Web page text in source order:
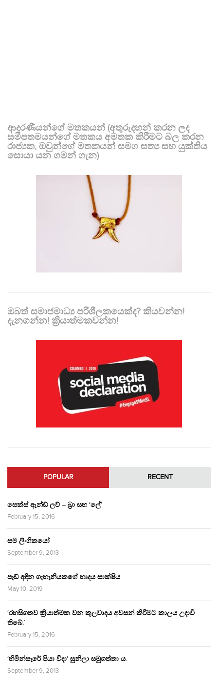
ආදරණීයන්ගේ මතකයන් (අතුරුදහන් කරන ලද
සමීපතමයන්ගේ මතකය අමතක කිරීමට බල කරන
රාජ්‍යක, ඔවුන්ගේ මතකයන් සමග සත්‍ය සහ යුක්තිය
සොයා යන ගමන් ගැන)
ඔබත් සමාජමාධ්‍ය පරිශීලකයෙක්ද? කියවන්න!
දැනගන්න! ක්‍රියාත්මකවන්න!
POPULAR RECENT
සෙක්ස් ඇන්ඩ් ලව් – බ්‍රා සහ ‘ලේ’
February 15, 2016
සම ලිංගිකයෝ
September 9, 2013
පෑඩ් අඳින ගැහැනියකගේ හෘදය සාක්ෂිය
May 10, 2019
‘රහසිගතව ක්‍රියාත්මක වන කුලවාදය අවසන් කිරීමට කාලය උදාවී
තිබේ.’
February 15, 2016
‘හිමින්සැරේ පියා විදා‘ සුනිලා සමුගත්තා ය.
September 9, 2013